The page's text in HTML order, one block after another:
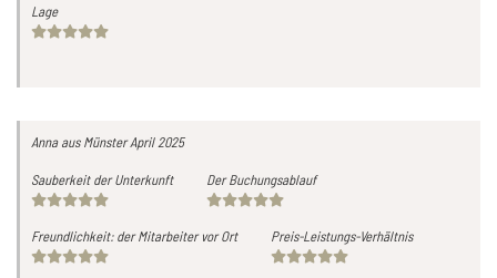
Lage
Annaaus Münster April 2025
Sauberkeit der Unterkunft Der Buchungsablauf
Freundlichkeit: der Mitarbeiter vor Ort Preis-Leistungs-Verhältnis